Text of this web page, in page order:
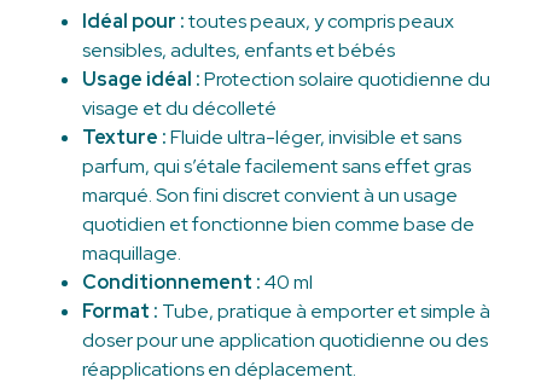
Idéal pour :toutes peaux, y compris peaux
sensibles, adultes, enfants et bébés
Usage idéal :Protection solaire quotidienne du
visage et du décolleté
Texture :Fluide ultra-léger, invisible et sans
parfum, qui s’étale facilement sans effet gras
marqué. Son fini discret convient à un usage
quotidien et fonctionne bien comme base de
maquillage.
Conditionnement :40 ml
Format : Tube, pratique à emporter et simple à
doser pour une application quotidienne ou des
réapplications en déplacement.